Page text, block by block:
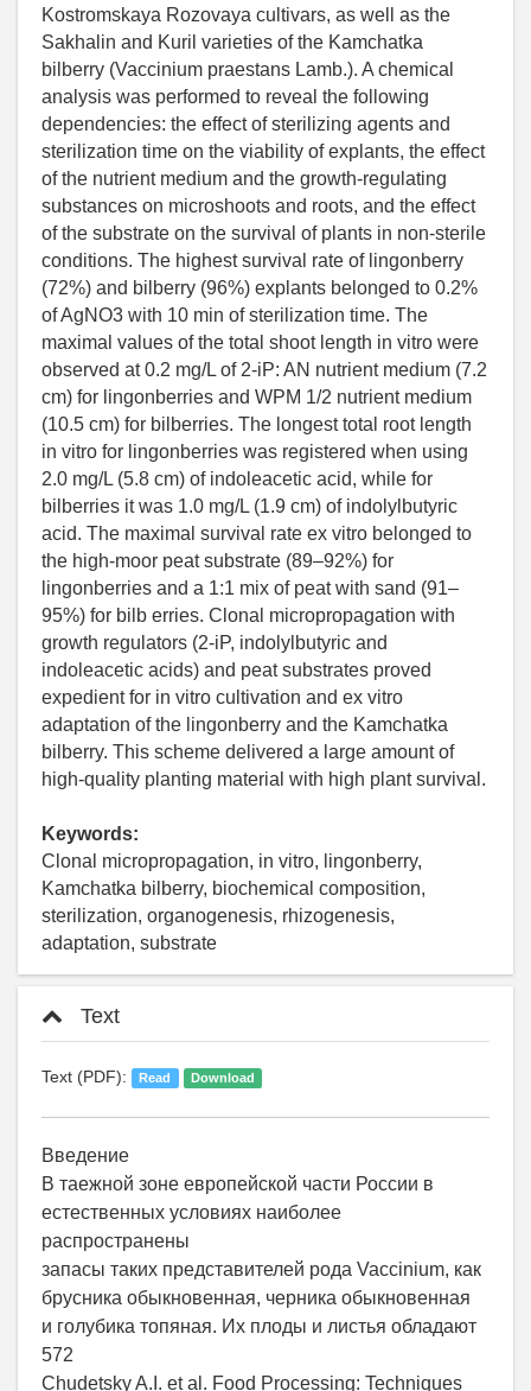
Kostromskaya Rozovaya cultivars, as well as the
Sakhalin and Kuril varieties of the Kamchatka
bilberry (Vaccinium praestans Lamb.). A chemical
analysis was performed to reveal the following
dependencies: the effect of sterilizing agents and
sterilization time on the viability of explants, the effect
of the nutrient medium and the growth-regulating
substances on microshoots and roots, and the effect
of the substrate on the survival of plants in non-sterile
conditions. The highest survival rate of lingonberry
(72%) and bilberry (96%) explants belonged to 0.2%
of AgNO3 with 10 min of sterilization time. The
maximal values of the total shoot length in vitro were
observed at 0.2 mg/L of 2-iP: AN nutrient medium (7.2
cm) for lingonberries and WPM 1/2 nutrient medium
(10.5 cm) for bilberries. The longest total root length
in vitro for lingonberries was registered when using
2.0 mg/L (5.8 cm) of indoleacetic acid, while for
bilberries it was 1.0 mg/L (1.9 cm) of indolylbutyric
acid. The maximal survival rate ex vitro belonged to
the high-moor peat substrate (89–92%) for
lingonberries and a 1:1 mix of peat with sand (91–
95%) for bilb erries. Clonal micropropagation with
growth regulators (2-iP, indolylbutyric and
indoleacetic acids) and peat substrates proved
expedient for in vitro cultivation and ex vitro
adaptation of the lingonberry and the Kamchatka
bilberry. This scheme delivered a large amount of
high-quality planting material with high plant survival.
Keywords:
Clonal micropropagation, in vitro, lingonberry,
Kamchatka bilberry, biochemical composition,
sterilization, organogenesis, rhizogenesis,
adaptation, substrate
Text
Text (PDF): Read Download
Введение
В таежной зоне европейской части России в
естественных условиях наиболее
распространены
запасы таких представителей рода Vaccinium, как
брусника обыкновенная, черника обыкновенная
и голубика топяная. Их плоды и листья обладают
572
Chudetsky A.I. et al. Food Processing: Techniques